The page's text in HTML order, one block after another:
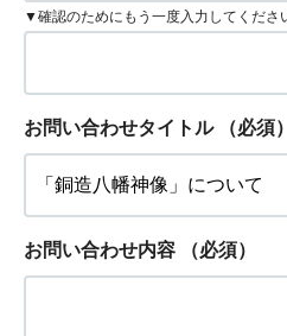
▼確認のためにもう一度入力してくださ
お問い合わせタイトル （必須）
お問い合わせ内容 （必須）